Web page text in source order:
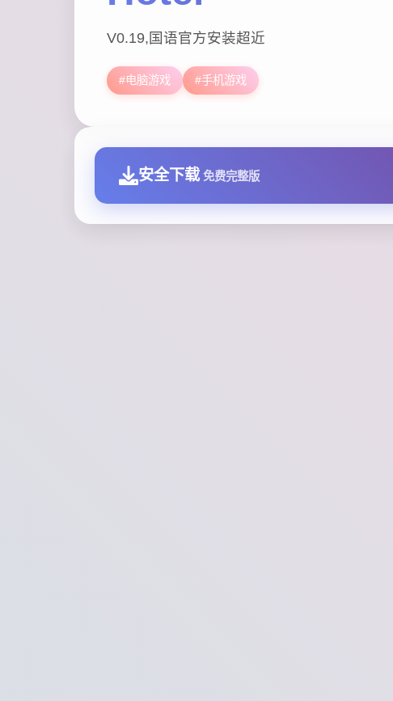
V0.19,国语官方安装超近
#电脑游戏 #手机游戏
安全下载 免费完整版